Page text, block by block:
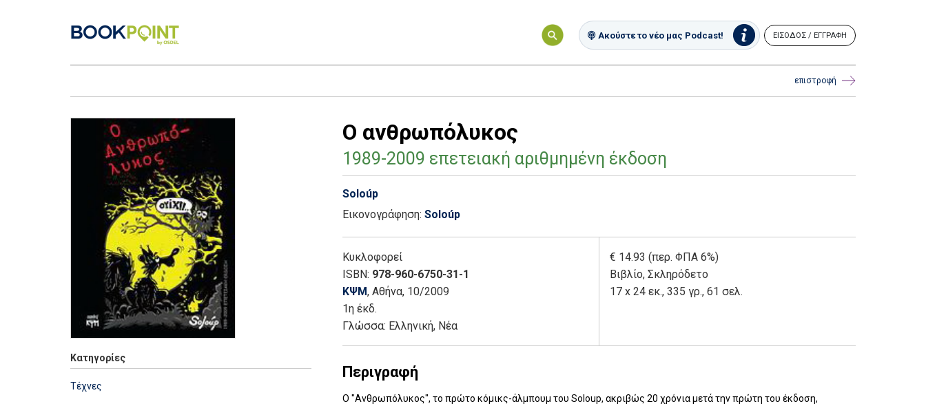
Ακούστε το νέο μας Podcast! ΕΙΣΟΔΟΣ / ΕΓΓΡΑΦΗ
επιστροφή
Κατηγορίες
Τέχνες
Ο ανθρωπόλυκος
1989-2009 επετειακή αριθμημένη έκδοση
Soloúp
Εικονογράφηση: Soloúp
Κυκλοφορεί
ISBN: 978-960-6750-31-1
ΚΨΜ, Αθήνα, 10/2009
1η έκδ.
Γλώσσα: Ελληνική, Νέα
€ 14.93 (περ. ΦΠΑ 6%)
Βιβλίο, Σκληρόδετο
17 x 24 εκ., 335 γρ., 61 σελ.
Περιγραφή
Ο "Ανθρωπόλυκος", το πρώτο κόμικς-άλμπουμ του Soloup, ακριβώς 20 χρόνια μετά την πρώτη του έκδοση,